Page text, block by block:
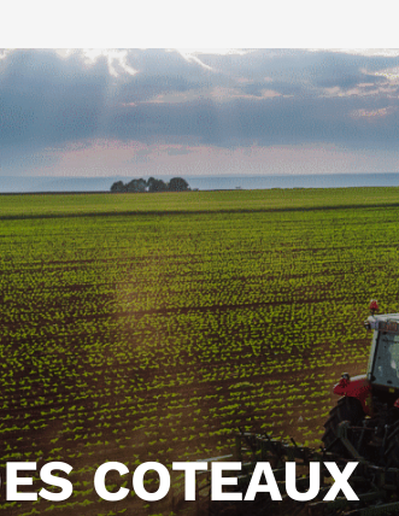
COTEAUX